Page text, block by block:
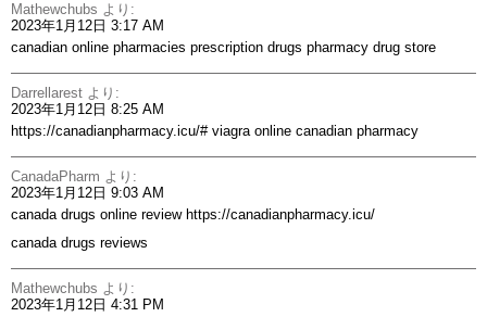
Mathewchubs より:
2023年1月12日 3:17 AM
canadian online pharmacies prescription drugs pharmacy drug store
Darrellarest より:
2023年1月12日 8:25 AM
https://canadianpharmacy.icu/#viagra online canadian pharmacy
CanadaPharm より:
2023年1月12日 9:03 AM
canada drugs online review https://canadianpharmacy.icu/
canada drugs reviews
Mathewchubs より:
2023年1月12日 4:31 PM